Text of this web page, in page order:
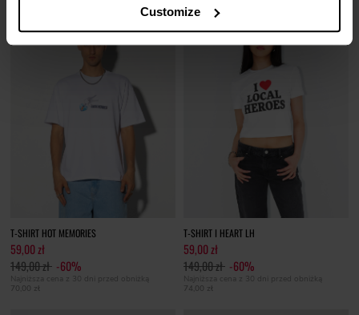
Customize
T-SHIRT HOT MEMORIES
59,00 zł
149,00 zł -60%
Najniższa cena z 30 dni przed obniżką
70,00 zł
T-SHIRT I HEART LH
59,00 zł
149,00 zł -60%
Najniższa cena z 30 dni przed obniżką
74,00 zł